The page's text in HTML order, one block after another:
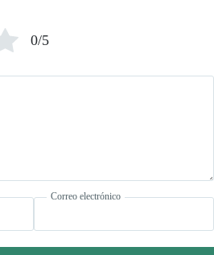
0/5
Correo electrónico